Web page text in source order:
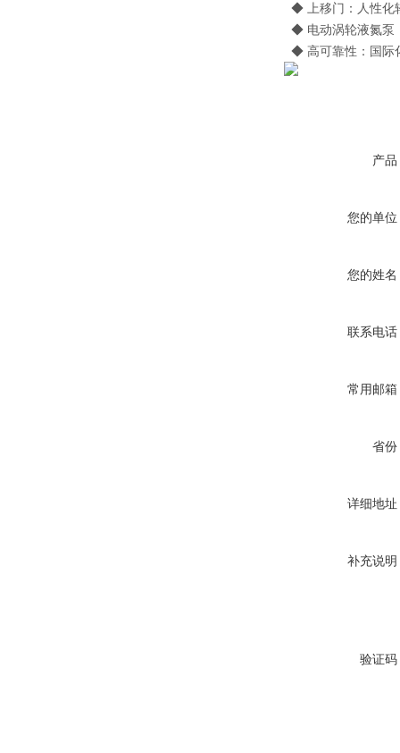
◆ 上移门：人性化
◆ 电动涡轮液氮泵
◆ 高可靠性：国际
产品
您的单位
您的姓名
联系电话
常用邮箱
省份
详细地址
补充说明
验证码